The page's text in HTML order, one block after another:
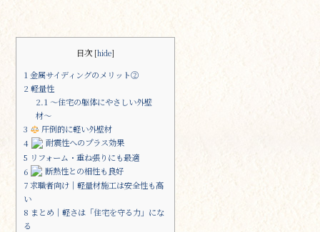
目次 [hide]
1金属サイディングのメリット②
2軽量性
2.1 〜住宅の躯体にやさしい外壁
材〜
3
圧倒的に軽い外壁材
4
耐震性へのプラス効果
5 リフォーム・重ね張りにも最適
6
断熱性との相性も良好
7求職者向け｜軽量材施工は安全性も高
い
8 まとめ｜軽さは「住宅を守る力」にな
る